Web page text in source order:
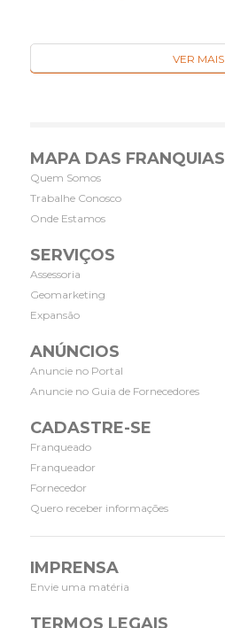
VER MAIS
MAPA DAS FRANQUIAS
Quem Somos
Trabalhe Conosco
Onde Estamos
SERVIÇOS
Assessoria
Geomarketing
Expansão
ANÚNCIOS
Anuncie no Portal
Anuncie no Guia de Fornecedores
CADASTRE-SE
Franqueado
Franqueador
Fornecedor
Quero receber informações
IMPRENSA
Envie uma matéria
TERMOS LEGAIS